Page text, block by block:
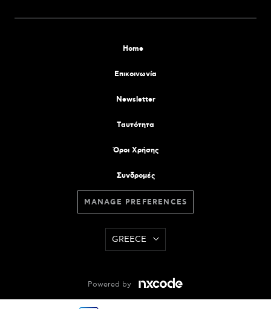
Home
Επικοινωνία
Newsletter
Tαυτότητα
Όροι Χρήσης
Συνδρομές
MANAGE PREFERENCES
GREECE
Powered by